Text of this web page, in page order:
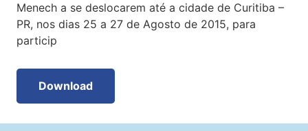
Menech a se deslocarem até a cidade de Curitiba –
PR, nos dias 25 a 27 de Agosto de 2015, para
particip
Download